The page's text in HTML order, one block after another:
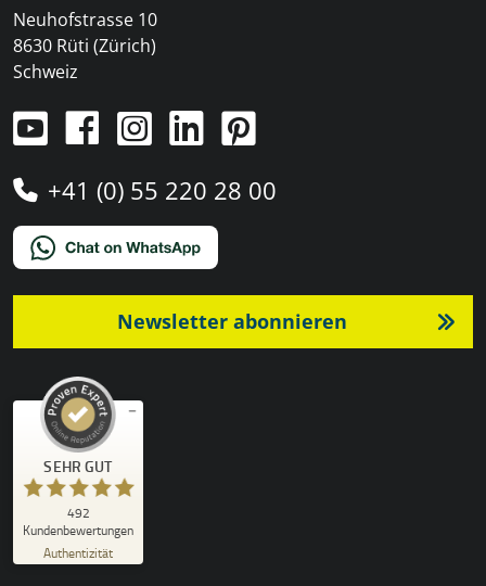
Neuhofstrasse 10
8630 Rüti (Zürich)
Schweiz
+41 (0) 55 220 28 00
Newsletter abonnieren
SEHR GUT
492
Kundenbewertungen
Authentizität
Kundenbewertungen und Erfahrungen zu
Profile
)
SEHR GUT
4,92
/
5,00